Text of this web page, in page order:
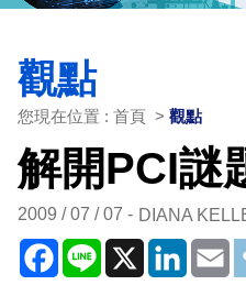
觀點
您現在位置 : 首頁 > 觀點
解開PCI謎
2009 / 07 / 07 DIANA
Facebook
Line X